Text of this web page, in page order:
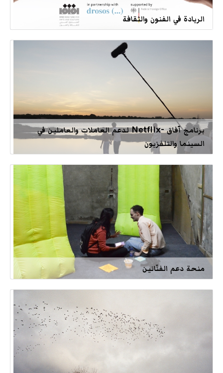
الريادة في الفنون والثقافة
برنامج آفاق -Netflix لدعم العاملات والعاملين في
السينما والتلفزيون
منحة دعم الفنّانين